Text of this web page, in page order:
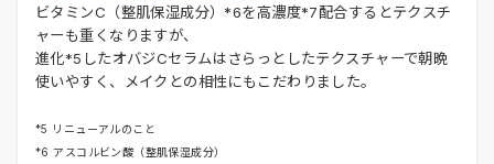
ビタミンC（整肌保湿成分）*6を高濃度*7配合するとテクスチ
ャーも重くなりますが、
進化*5したオバジCセラムはさらっとしたテクスチャーで朝晩
使いやすく、メイクとの相性にもこだわりました。
*5 リニューアルのこと
*6 アスコルビン酸（整肌保湿成分）